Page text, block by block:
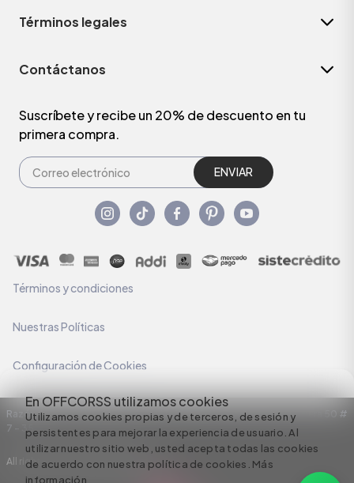
En OFFCORSS utilizamos cookies
Utilizamos cookies propias y de terceros, de sesión y
persistentes para mejorar la experiencia de usuario. Al
utilizar nuestro sitio web, usted acepta todas las cookies
de acuerdo con nuestra política de cookies. Más
información
Términos legales
Contáctanos
Suscríbete y recibe un 20% de descuento en tu
primera compra.
ENVIAR
Términos y condiciones
Nuestras Políticas
Configuración de Cookies
Razón Social: C.I HERMECO S.A. NIT: 890924167-6 Dirección: Carrera 50 #
7 – 35
All rights reserved empowered by